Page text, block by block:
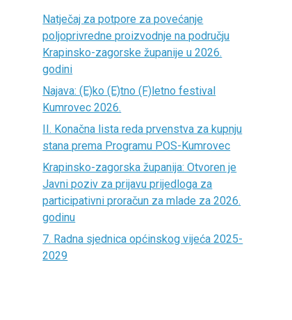
Natječaj za potpore za povećanje
poljoprivredne proizvodnje na području
Krapinsko-zagorske županije u 2026.
godini
Najava: (E)ko (E)tno (F)letno festival
Kumrovec 2026.
II. Konačna lista reda prvenstva za kupnju
stana prema Programu POS-Kumrovec
Krapinsko-zagorska županija: Otvoren je
Javni poziv za prijavu prijedloga za
participativni proračun za mlade za 2026.
godinu
7. Radna sjednica općinskog vijeća 2025-
2029